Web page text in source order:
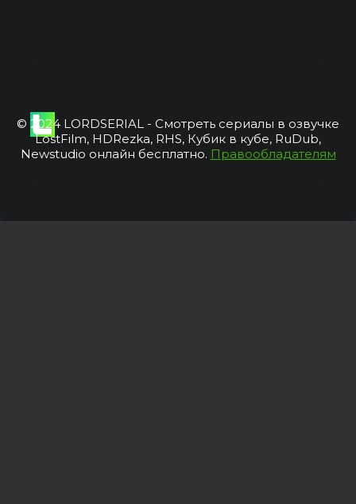
© 2024 LORDSERIAL - Смотреть сериалы в озвучке
LostFilm, HDRezka, RHS, Кубик в кубе, RuDub,
Newstudio онлайн бесплатно. Правообладателям